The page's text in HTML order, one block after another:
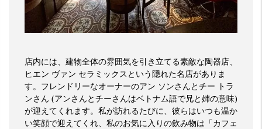
店内には、建物全体の雰囲気を引き立てる素敵な陶器店、
ヒエン ヴァン セラミックスという隠れた名店がありま
す。フレンドリーなオーナーのアン ソンさんとチー
トラ
ンさん (アンさんとチーさんはベトナム語で兄と姉の意味)
が迎えてくれます。私が訪れるたびに、彼らはいつも温か
い笑顔で迎えてくれ、私のお気に入りの飲み物は「カフェ